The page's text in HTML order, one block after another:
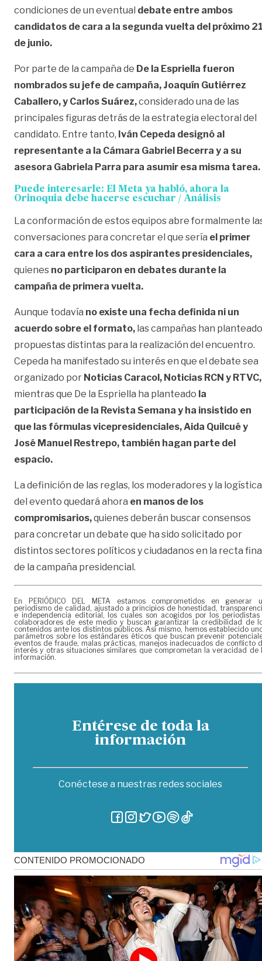
condiciones de un eventual debate entre ambos
candidatos de cara a la segunda vuelta del próximo
de junio.
Por parte de la campaña de De la Espriella fueron
nombrados su jefe de campaña, Joaquín Gutiérrez
Caballero, y Carlos Suárez,considerado una de las
principales figuras detrás de la estrategia electoral del
candidato. Entre tanto, Iván Cepeda designó al
representante a la Cámara Gabriel Becerra y a su
asesora Gabriela Parra para asumir esa misma tarea.
Puede interesarle: El Meta ya habló, ahora la
Orinoquia debe hacerse escuchar / Análisis
La conformación de estos equipos abre formalmente
conversaciones para concretar el que sería el primer
cara a cara entre los dos aspirantes presidenciales,
quienes no participaron en debates durante la
campaña de primera vuelta.
Aunque todavía no existe una fecha definida ni un
acuerdo sobre el formato, las campañas han planteado
propuestas distintas para la realización del encuentro.
Cepeda ha manifestado su interés en que el debate sea
organizado por Noticias Caracol, Noticias RCN y RTVC,
mientras que De la Espriella ha planteado la
participación de la Revista Semana y ha insistido en
que las fórmulas vicepresidenciales, Aida Quilcué y
José Manuel Restrepo, también hagan parte del
espacio.
La definición de las reglas, los moderadores y la logística
del evento quedará ahora en manos de los
compromisarios,quienes deberán buscar consensos
para concretar un debate que ha sido solicitado por
distintos sectores políticos y ciudadanos en la recta
de la campaña presidencial.
En PERIÓDICO DEL META estamos comprometidos en generar
periodismo de calidad, ajustado a principios de honestidad,
e independencia editorial, los cuales son acogidos por los periodistas
colaboradores de este medio y buscan garantizar la credibilidad de
contenidos ante los distintos públicos. Así mismo, hemos establecido
parámetros sobre los estándares éticos que buscan prevenir
eventos de fraude, malas prácticas, manejos inadecuados de conflicto
interés y otras situaciones similares que comprometan la veracidad de
información.
Entérese de toda la
información
Conéctese a nuestras redes sociales